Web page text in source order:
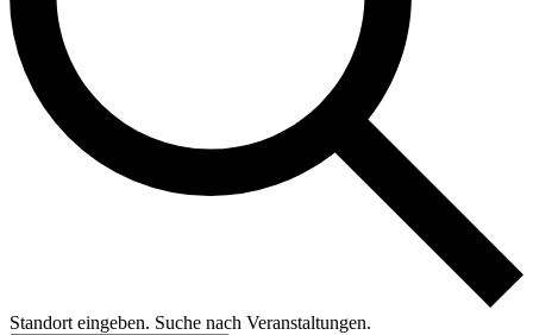
Standort eingeben. Suche nach Veranstaltungen.